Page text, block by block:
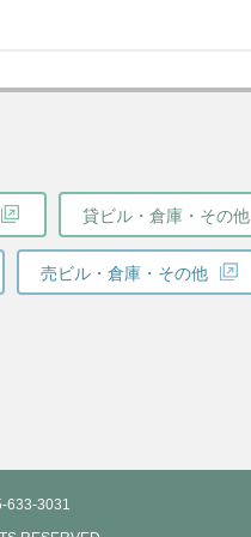
貸ビル・倉庫・その他
売ビル・倉庫・その他
633-3031